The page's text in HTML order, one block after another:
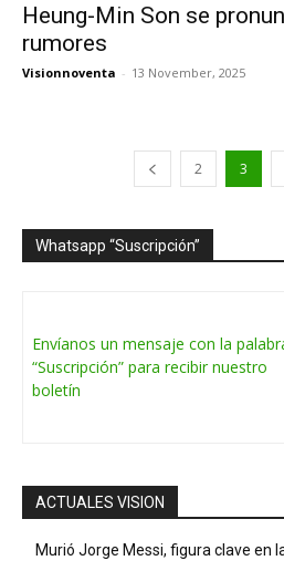
Heung-Min Son se
rumores
Visionnoventa - 13 November, 2025
2 3
Whatsapp “Suscripción”
Envíanos un mensaje con la
“Suscripción” para recibir nuestro
boletín
ACTUALES VISION
Murió Jorge Messi, figura clave en